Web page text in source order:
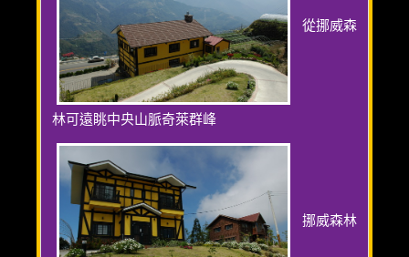
從挪威森
林可遠眺中央山脈奇萊群峰
挪威森林